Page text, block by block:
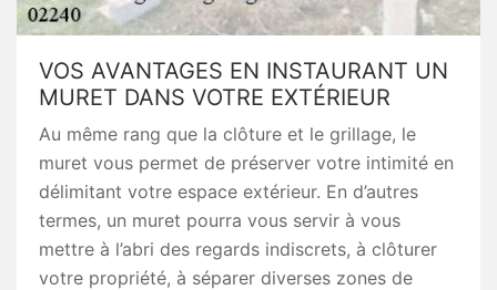
VOS AVANTAGES EN INSTAURANT UN
MURET DANS VOTRE EXTÉRIEUR
Au même rang que la clôture et le grillage, le
muret vous permet de préserver votre intimité en
délimitant votre espace extérieur. En d’autres
termes, un muret pourra vous servir à vous
mettre à l’abri des regards indiscrets, à clôturer
votre propriété, à séparer diverses zones de